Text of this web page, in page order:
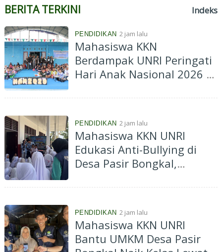
BERITA TERKINI Indeks
PENDIDIKAN 2 jam lalu
Mahasiswa KKN
Berdampak UNRI Peringati
Hari Anak Nasional 2026 di
Perlindungan Anak hingga
PENDIDIKAN 2 jam lalu
Mahasiswa KKN UNRI
Edukasi Anti-Bullying di
Desa Pasir Bongkal,
dan Saling Menghargai
PENDIDIKAN 2 jam lalu
Mahasiswa KKN UNRI
Bantu UMKM Desa Pasir